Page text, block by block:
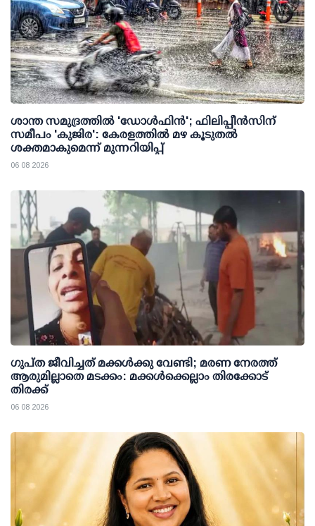
ശാന്ത സമുദ്രത്തില്‍ 'ഡോള്‍ഫിന്‍'; ഫിലിപ്പീന്‍സിന്
സമീപം 'കുജിര': കേരളത്തില്‍ മഴ കൂടുതല്‍
ശക്തമാകുമെന്ന് മുന്നറിയിപ്പ്
06 08 2026
ഗുപ്ത ജീവിച്ചത് മക്കള്‍ക്കു വേണ്ടി; മരണ നേരത്ത്
ആരുമില്ലാതെ മടക്കം: മക്കള്‍ക്കെല്ലാം തിരക്കോട്
തിരക്ക്
06 08 2026